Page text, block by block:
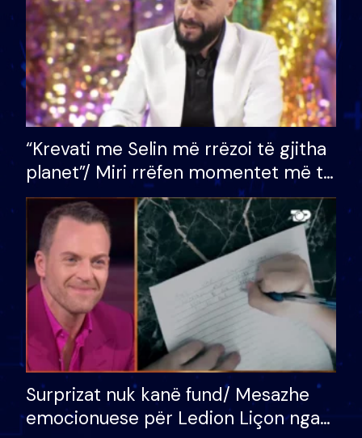
“Krevati me Selin më rrëzoi të gjitha
planet”/ Miri rrëfen momentet më të
bukura në shtëpinë e BB VIP: Do më
mungojë zilja e mëngjesit kur…
Surprizat nuk kanë fund/ Mesazhe
emocionuese për Ledion Liçon nga